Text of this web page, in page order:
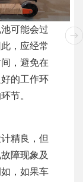
可能会过
，应经常
，避免在
的工作环
节。
精良，但
障现象及
，如果车